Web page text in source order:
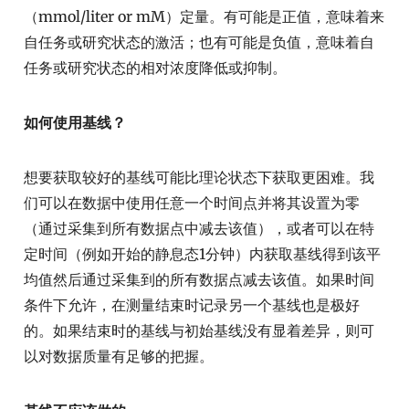
（mmol/liter or mM）定量。有可能是正值，意味着来
自任务或研究状态的激活；也有可能是负值，意味着自
任务或研究状态的相对浓度降低或抑制。
如何使用基线？
想要获取较好的基线可能比理论状态下获取更困难。我
们可以在数据中使用任意一个时间点并将其设置为零
（通过采集到所有数据点中减去该值），或者可以在特
定时间（例如开始的静息态1分钟）内获取基线得到该平
均值然后通过采集到的所有数据点减去该值。如果时间
条件下允许，在测量结束时记录另一个基线也是极好
的。如果结束时的基线与初始基线没有显着差异，则可
以对数据质量有足够的把握。